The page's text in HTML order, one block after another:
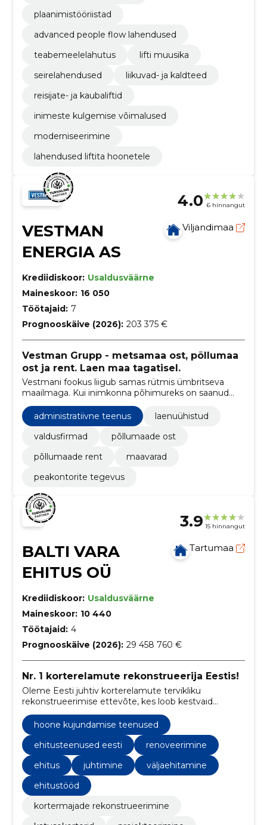
plaanimistööriistad
advanced people flow lahendused
teabemeelelahutus
lifti muusika
seirelahendused
liikuvad- ja kaldteed
reisijate- ja kaubaliftid
inimeste kulgemise võimalused
moderniseerimine
lahendused liftita hoonetele
4.0 6 hinnangut
VESTMAN
ENERGIA AS
Viljandimaa
Krediidiskoor: Usaldusväärne
Maineskoor: 16 050
Töötajaid: 7
Prognooskäive (2026): 203 375 €
Vestman Grupp - metsamaa ost, põllumaa
ost ja rent. Laen maa tagatisel.
Vestmani fookus liigub samas rütmis ümbritseva
maailmaga. Kui inimkonna põhimureks on saanud
toidu- ja energiavarud ning saastunud elukeskkond,
siis neile valdkondadele keskenduvad ka Vestman
grupi ettevõtete tänased tegemised
administratiivne teenus
laenuühistud
valdusfirmad
põllumaade ost
põllumaade rent
maavarad
peakontorite tegevus
3.9 15 hinnangut
BALTI VARA
EHITUS OÜ
Tartumaa
Krediidiskoor: Usaldusväärne
Maineskoor: 10 440
Töötajaid: 4
Prognooskäive (2026): 29 458 760 €
Nr. 1 korterelamute rekonstrueerija Eestis!
Oleme Eesti juhtiv korterelamute tervikliku
rekonstrueerimise ettevõte, kes loob kestvaid
lahendusi energia säästmiseks ja elukeskkonna
parandamiseks.
hoone kujundamise teenused
ehitusteenused eesti
renoveerimine
ehitus
juhtimine
väljaehitamine
ehitustööd
kortermajade rekonstrueerimine